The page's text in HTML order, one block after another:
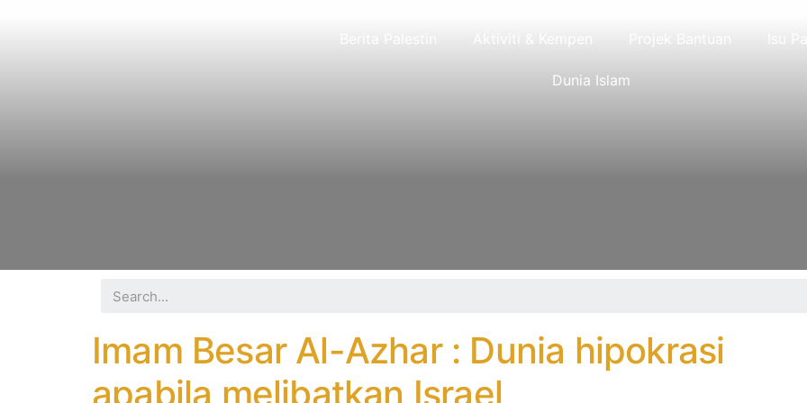
Dunia Islam
Imam Besar Al-Azhar : Dunia hipokrasi
apabila melibatkan Israel